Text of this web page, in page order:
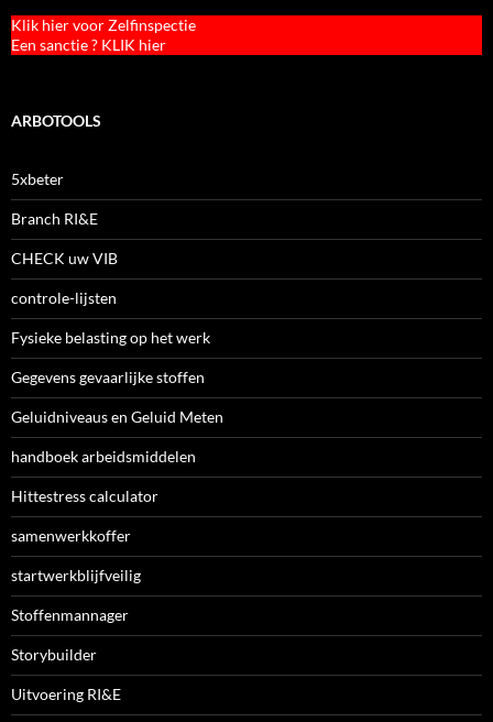
Klik hier voor Zelfinspectie
Een sanctie ? KLIK hier
ARBOTOOLS
5xbeter
Branch RI&E
CHECK uw VIB
controle-lijsten
Fysieke belasting op het werk
Gegevens gevaarlijke stoffen
Geluidniveaus en Geluid Meten
handboek arbeidsmiddelen
Hittestress calculator
samenwerkkoffer
startwerkblijfveilig
Stoffenmannager
Storybuilder
Uitvoering RI&E